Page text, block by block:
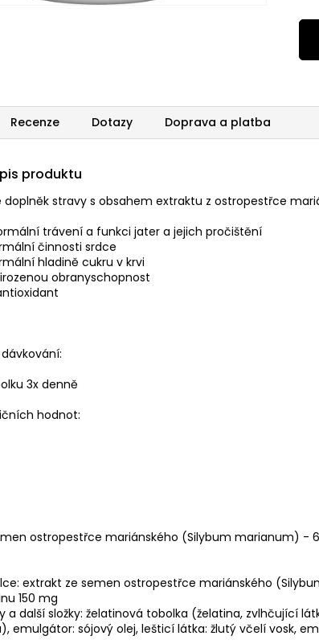
Recenze Dotazy Doprava a platba
produktu
doplněk stravy s obsahem extraktu z ostropestřce
trávení a funkci jater a jejich pročištění
činnosti srdce
hladině cukru v krvi
obranyschopnost
3x denně
hodnot:
ostropestřce mariánského (Silybum marianum) -
extrakt ze semen ostropestřce mariánského
150 mg
a další složky: želatinová tobolka (želatina, zvlhčující
emulgátor: sójový olej, lešticí látka: žlutý včelí vosk,